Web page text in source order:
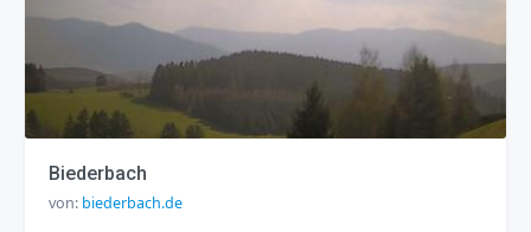
Biederbach
von: biederbach.de